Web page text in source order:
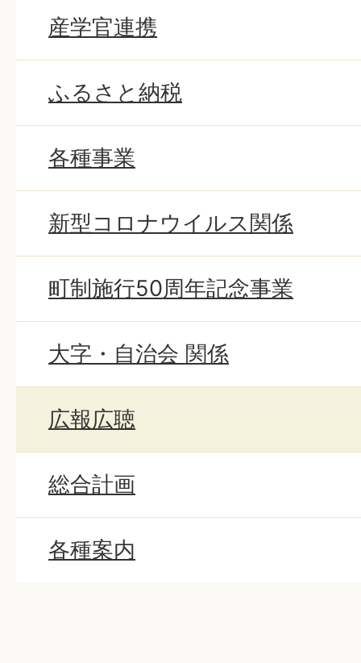
産学官連携
ふるさと納税
各種事業
新型コロナウイルス関係
町制施行50周年記念事業
大字・自治会 関係
広報広聴
総合計画
各種案内